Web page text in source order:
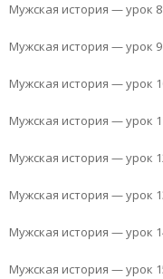
Мужская история — урок 8
Мужская история — урок 9
Мужская история — урок
Мужская история — урок
Мужская история — урок
Мужская история — урок
Мужская история — урок
Мужская история — урок